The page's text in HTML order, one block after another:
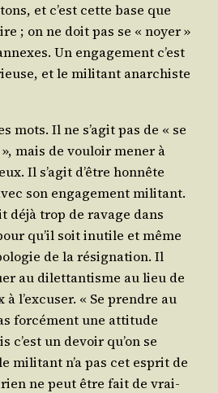
et c’est cette base que
; on ne doit pas se « noyer »
Un enga­ge­ment c’est
et le mili­tant anar­chiste
mots. Il ne s’a­git pas de « se
mais de vou­loir mener à
Il s’a­git d’être hon­nête
son enga­ge­ment mili­tant.
déjà trop de ravage dans
qu’il soit inutile et même
de la rési­gna­tion. Il
au dilet­tan­tisme au lieu de
l’ex­cu­ser. « Se prendre au
for­cé­ment une atti­tude
c’est un devoir qu’on se
mili­tant n’a pas cet esprit de
ne peut être fait de vrai­